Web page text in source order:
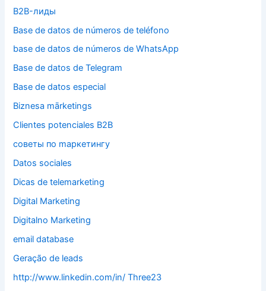
B2B-лиды
Base de datos de números de teléfono
base de datos de números de WhatsApp
Base de datos de Telegram
Base de datos especial
Biznesa mārketings
Clientes potenciales B2B
cоветы по mаркетингу
Datos sociales
Dicas de telemarketing
Digital Marketing
Digitalno Marketing
email database
Geração de leads
http://www.linkedin.com/in/ Three23